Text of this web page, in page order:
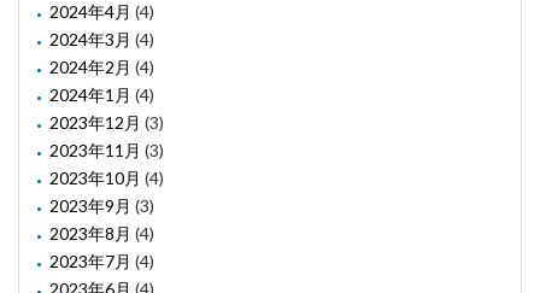
2024年4月 (4)
2024年3月 (4)
2024年2月 (4)
2024年1月 (4)
2023年12月 (3)
2023年11月 (3)
2023年10月 (4)
2023年9月 (3)
2023年8月 (4)
2023年7月 (4)